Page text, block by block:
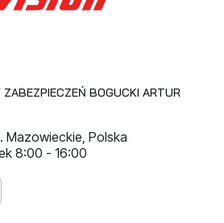
BOGUCKI ARTUR
Mazowieckie, Polska
8:00 - 16:00